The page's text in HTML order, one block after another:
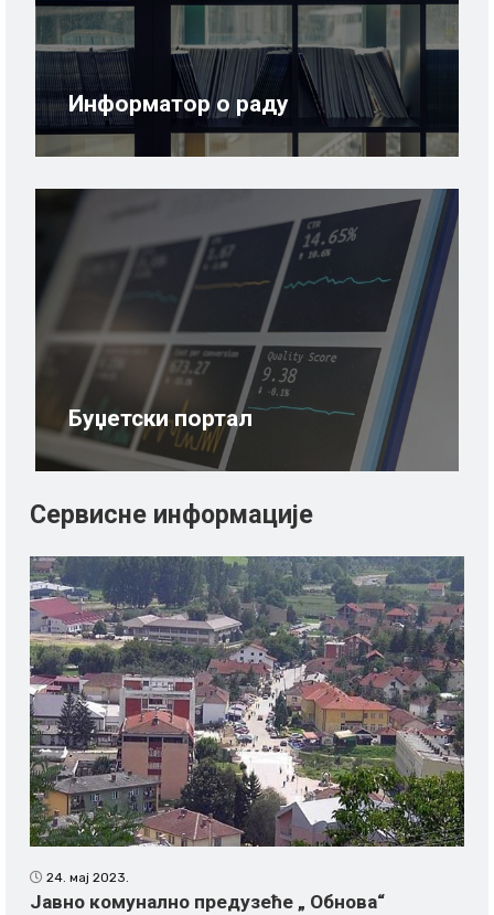
Информатор о раду
Буџетски портал
Сервисне информације
24. мај 2023.
Јавно комунално предузеће „ Обнова“